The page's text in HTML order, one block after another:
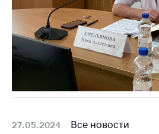
27.05.2024 Все новости